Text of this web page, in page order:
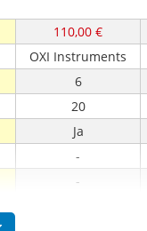
110,00 €
OXI Instruments
6
20
Ja
-
-